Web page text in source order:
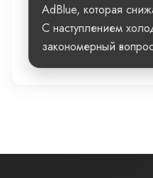
AdBlue, которая
С наступлением
закономерный